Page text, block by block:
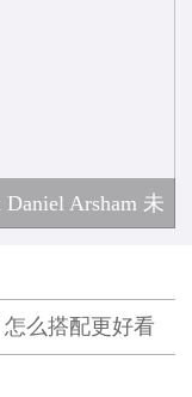
Arsham 未
么搭配更好看